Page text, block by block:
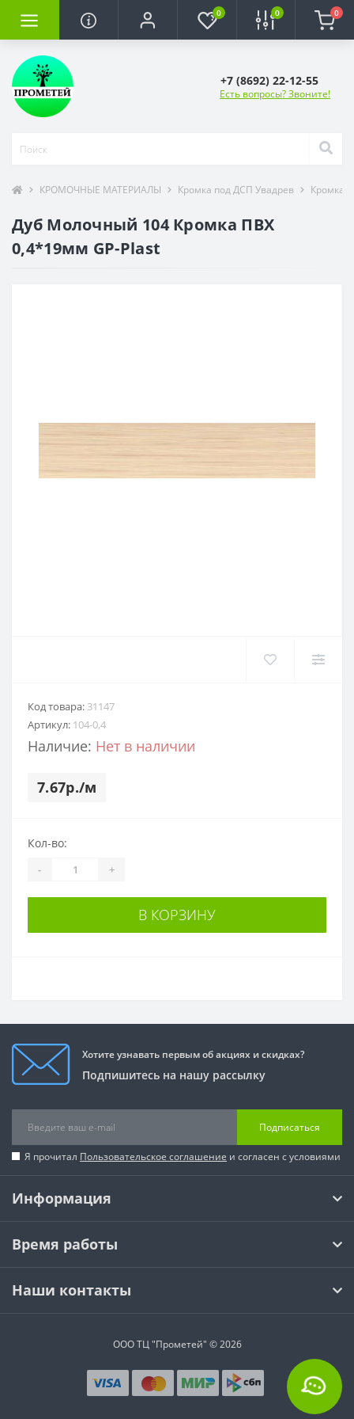
0 0 0
+7 (8692) 22-12-55
Есть вопросы? Звоните!
КРОМОЧНЫЕ МАТЕРИАЛЫ Кромка под ДСП Увадрев Кромка
Дуб Молочный 104 Кромка ПВХ
0,4*19мм GP-Plast
Код товара: 31147
Артикул: 104-0,4
Наличие: Нет в наличии
7.67р./м
Кол-во:
- +
В КОРЗИНУ
Хотите узнавать первым об акциях и скидках?
Подпишитесь на нашу рассылку
Подписаться
Я прочитал Пользовательское соглашение и согласен с условиями
Информация
Время работы
Наши контакты
ООО ТЦ "Прометей" © 2026